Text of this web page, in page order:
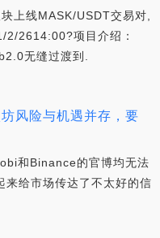
上线MASK/USDT交易对,
2/2614:00?项目介绍：
无缝过渡到.
风险与机遇并存，要
和Binance的官博均无法
来给市场传达了不太好的信